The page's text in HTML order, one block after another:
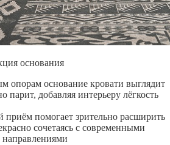
основания
опорам основание кровати выглядит
парит, добавляя интерьеру лёгкость
приём помогает зрительно расширить
сочетаясь с современными